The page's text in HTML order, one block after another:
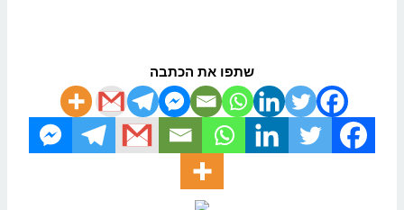
שתפו את הכתבה